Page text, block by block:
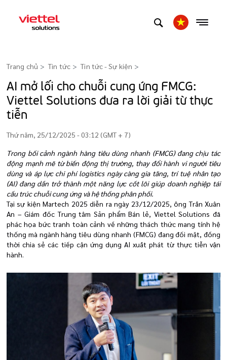
Trang chủ Tin tức Tin tức - Sự kiện >
AI mở lối cho chuỗi cung ứng FMCG:
Viettel Solutions đưa ra lời giải từ thực
tiễn
Thứ năm, 25/12/2025 - 03:12 (GMT + 7)
Trong bối cảnh ngành hàng tiêu dùng nhanh (FMCG) đang chịu tác
động mạnh mẽ từ biến động thị trường, thay đổi hành vi người tiêu
dùng và áp lực chi phí logistics ngày càng gia tăng, trí tuệ nhân tạo
(AI) đang dần trở thành một năng lực cốt lõi giúp doanh nghiệp tái
cấu trúc chuỗi cung ứng và hệ thống phân phối.
Tại sự kiện Martech 2025 diễn ra ngày 23/12/2025, ông Trần Xuân
An – Giám đốc Trung tâm Sản phẩm Bán lẻ, Viettel Solutions đã
phác họa bức tranh toàn cảnh về những thách thức mang tính hệ
thống mà ngành hàng tiêu dùng nhanh (FMCG) đang đối mặt, đồng
thời chia sẻ các tiếp cận ứng dụng AI xuất phát từ thực tiễn vận
hành.